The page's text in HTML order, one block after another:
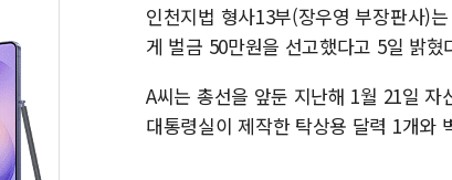
인천지법 형사13부(장우영 부장판사)
게 벌금 50만원을 선고했다고 5일 밝혔
A씨는 총선을 앞둔 지난해 1월 21일
대통령실이 제작한 탁상용 달력 1개와